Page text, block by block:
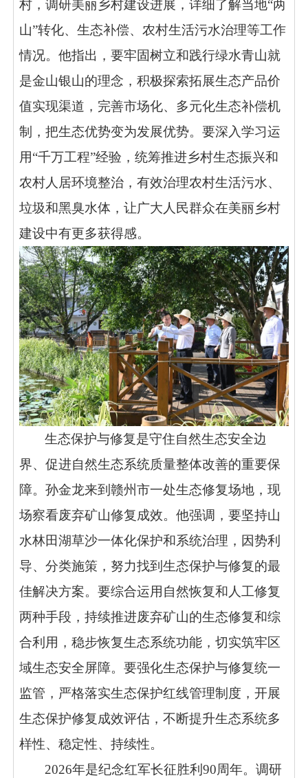
村，调研美丽乡村建设进展，详细了解当地“两
山”转化、生态补偿、农村生活污水治理等工作
情况。他指出，要牢固树立和践行绿水青山就
是金山银山的理念，积极探索拓展生态产品价
值实现渠道，完善市场化、多元化生态补偿机
制，把生态优势变为发展优势。要深入学习运
用“千万工程”经验，统筹推进乡村生态振兴和
农村人居环境整治，有效治理农村生活污水、
垃圾和黑臭水体，让广大人民群众在美丽乡村
建设中有更多获得感。
生态保护与修复是守住自然生态安全边
界、促进自然生态系统质量整体改善的重要保
障。孙金龙来到赣州市一处生态修复场地，现
场察看废弃矿山修复成效。他强调，要坚持山
水林田湖草沙一体化保护和系统治理，因势利
导、分类施策，努力找到生态保护与修复的最
佳解决方案。要综合运用自然恢复和人工修复
两种手段，持续推进废弃矿山的生态修复和综
合利用，稳步恢复生态系统功能，切实筑牢区
域生态安全屏障。要强化生态保护与修复统一
监管，严格落实生态保护红线管理制度，开展
生态保护修复成效评估，不断提升生态系统多
样性、稳定性、持续性。
2026年是纪念红军长征胜利90周年。调研